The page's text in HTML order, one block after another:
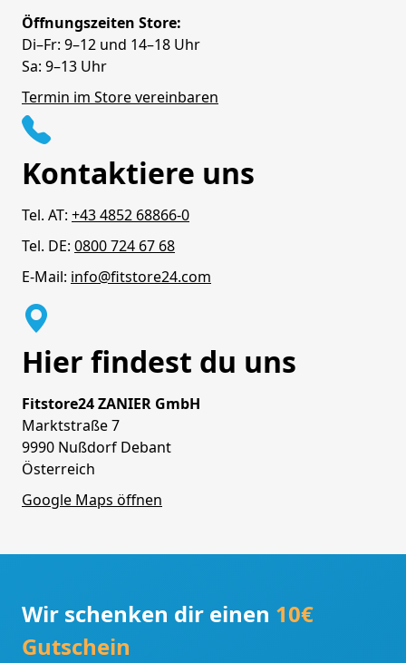
Öffnungszeiten Store:
Di–Fr: 9–12 und 14–18 Uhr
Sa: 9–13 Uhr
Termin im Store vereinbaren
Kontaktiere uns
Tel. AT: +43 4852 68866-0
Tel. DE: 0800 724 67 68
E-Mail: info@fitstore24.com
Hier findest du uns
Fitstore24 ZANIER GmbH
Marktstraße 7
9990 Nußdorf Debant
Österreich
Google Maps öffnen
Wir schenken dir einen 10€
Gutschein